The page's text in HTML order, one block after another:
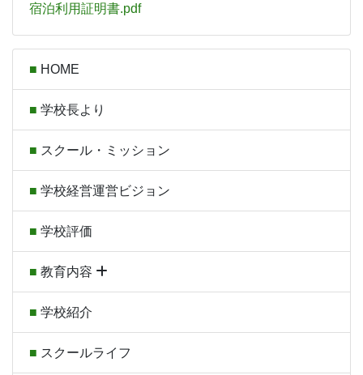
HOME
学校長より
スクール・ミッション
学校経営運営ビジョン
学校評価
教育内容
学校紹介
スクールライフ
宿泊利用証明書.pdf